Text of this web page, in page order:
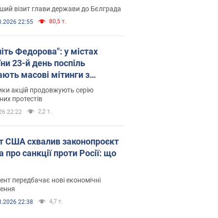
візит глави держави до Бєлграда
22:55 80,5 т.
Федорова": у містах
23-й день поспіль
масові мітинги з
Фото і відео
акцій продовжують серію
протестів
22:22 2,2 т.
США схвалив законопроєкт
про санкції проти Росії: що
передбачає нові економічні
22:38 4,7 т.